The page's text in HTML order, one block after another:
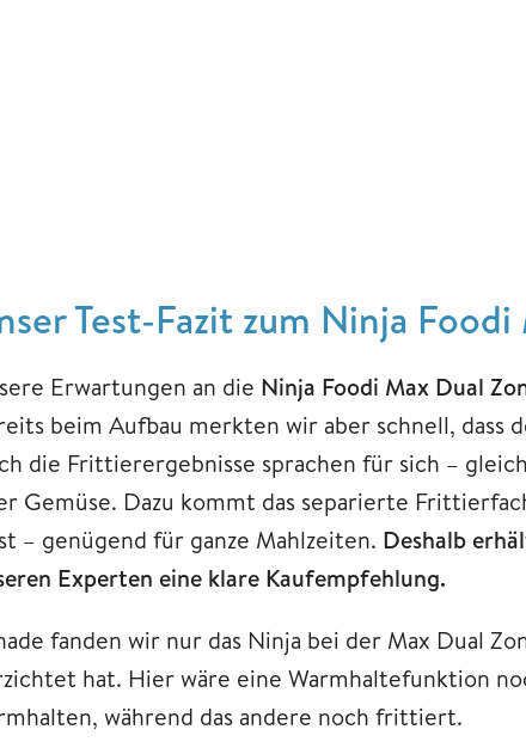
Test-Fazit zum Ninja
Erwartungen an die Ninja Foodi Max Dual
beim Aufbau merkten wir aber schnell,
die Frittierergebnisse sprachen für sich –
Gemüse. Dazu kommt das separierte
– genügend für ganze Mahlzeiten. Deshalb
Experten eine klare Kaufempfehlung.
fanden wir nur das Ninja bei der Max Dual
hat. Hier wäre eine Warmhaltefunktion
während das andere noch frittiert.